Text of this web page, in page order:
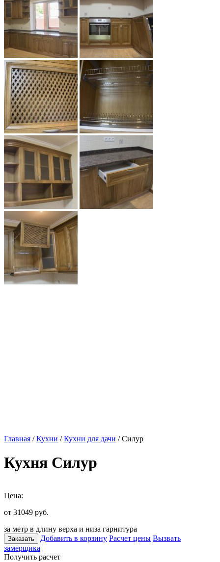
Главная /Кухни /Кухни для дачи / Силур
Кухня Силур
Цена:
от 31049 руб.
за метр в длину верха и низа гарнитура
Заказать Добавить в корзину Расчет цены Вызвать
замерщика
Получить расчет